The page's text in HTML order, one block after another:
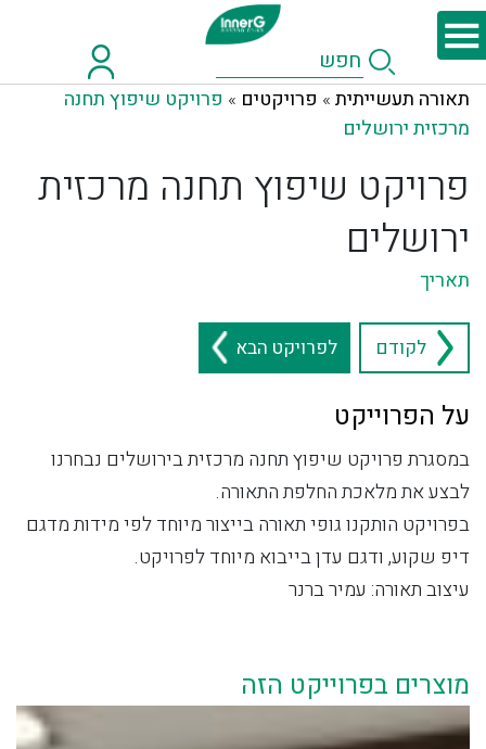
תאורה תעשייתית » פרויקטים » פרויקט שיפוץ תחנה
מרכזית ירושלים
פרויקט שיפוץ תחנה מרכזית
ירושלים
תאריך
לקודם לפרויקט הבא
על הפרוייקט
במסגרת פרויקט שיפוץ תחנה מרכזית בירושלים נבחרנו
לבצע את מלאכת החלפת התאורה.
בפרויקט הותקנו גופי תאורה בייצור מיוחד לפי מידות מדגם
דיפ שקוע, ודגם עדן בייבוא מיוחד לפרויקט.
עיצוב תאורה: עמיר ברנר
מוצרים בפרוייקט הזה